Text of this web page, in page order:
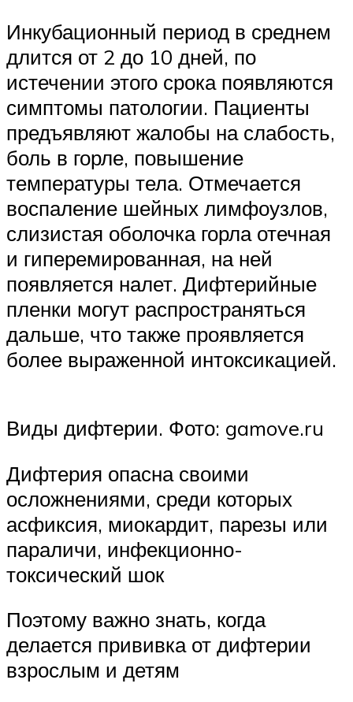
Инкубационный период в среднем
длится от 2 до 10 дней, по
истечении этого срока появляются
симптомы патологии. Пациенты
предъявляют жалобы на слабость,
боль в горле, повышение
температуры тела. Отмечается
воспаление шейных лимфоузлов,
слизистая оболочка горла отечная
и гиперемированная, на ней
появляется налет. Дифтерийные
пленки могут распространяться
дальше, что также проявляется
более выраженной интоксикацией.
Виды дифтерии. Фото: gamove.ru
Дифтерия опасна своими
осложнениями, среди которых
асфиксия, миокардит, парезы или
параличи, инфекционно-
токсический шок
Поэтому важно знать, когда
делается прививка от дифтерии
взрослым и детям